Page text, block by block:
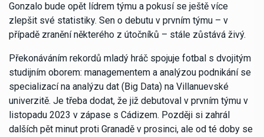
Gonzalo bude opět lídrem týmu a pokusí se ještě více
zlepšit své statistiky. Sen o debutu v prvním týmu – v
případě zranění některého z útočníků – stále zůstává živý.
Překonáváním rekordů mladý hráč spojuje fotbal s dvojitým
studijním oborem: managementem a analýzou podnikání se
specializací na analýzu dat (Big Data) na Villanuevské
univerzitě. Je třeba dodat, že již debutoval v prvním týmu v
listopadu 2023 v zápase s Cádizem. Později si zahrál
dalších pět minut proti Granadě v prosinci, ale od té doby se